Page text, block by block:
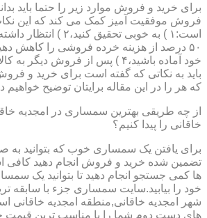
برای خرید و فروش موارد زیر را حتما باید
فروش موفقیت آمیز کمک می کند که این
۵۰ درصد از هزینه خرده فروشی را کاهش
خود آماده باشید،۴ ) پس از فروش
باید به نکاتی که گفته است برای خرید و
که هر را در این مقاله برایتان توضیح خواهیم
از چه طریقی بهترین سمساری در امجدیه
خاقانی را پیدا کنیم؟
برای یافتن یک سمساری خوب که بتوانید
تضمین شده خرید و فروش انجام دهید
ها کمی جستجو انجام دهید تا بتوانید یک
خود را بیابید.سایت سمساری جزء با سابقه
شهر امجدیه خاقانی,منطقه امجدیه خاقانی
های دست دوم شما را با مناسب ترین قیمت